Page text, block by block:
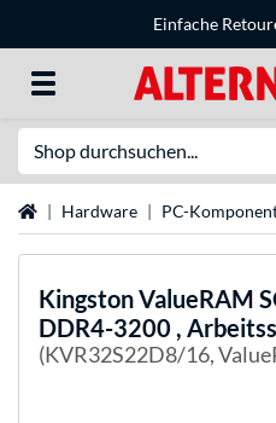
Einfache
StartseiteHardware PC-
Kingston ValueRAM
DDR4-3200 ,
(KVR32S22D8/16,